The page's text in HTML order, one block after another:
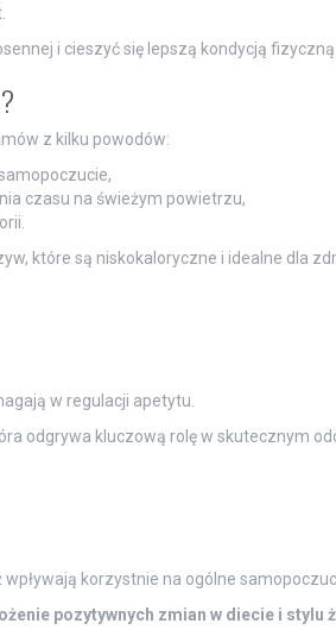
i cieszyć się lepszą kondycją
z kilku powodów:
czasu na świeżym powietrzu,
które są niskokaloryczne i idealne dla
w regulacji apetytu.
odgrywa kluczową rolę w skutecznym
korzystnie na ogólne
pozytywnych zmian w diecie i stylu